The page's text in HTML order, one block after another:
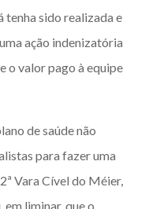
tenha sido realizada e
ação indenizatória
o valor pago à equipe
de saúde não
para fazer uma
Vara Cível do Méier,
em liminar, que o